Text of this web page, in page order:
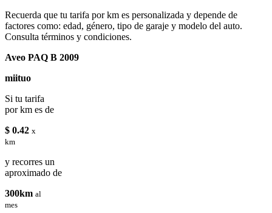
Recuerda que tu tarifa por km es personalizada y depende de
factores como: edad, género, tipo de garaje y modelo del auto.
Consulta términos y condiciones.
Aveo PAQ B 2009
miituo
Si tu tarifa
por km es de
$ 0.42 x
km
y recorres un
aproximado de
300km al
mes